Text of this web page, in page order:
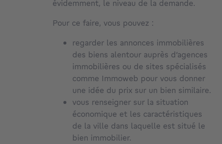
évidemment, le niveau de la demande.
Pour ce faire, vous pouvez :
regarder les annonces immobilières
des biens alentour auprès d’agences
immobilières ou de sites spécialisés
comme Immoweb pour vous donner
une idée du prix sur un bien similaire.
vous renseigner sur la situation
économique et les caractéristiques
de la ville dans laquelle est situé le
bien immobilier.